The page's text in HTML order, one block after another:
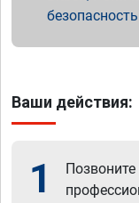
Ваши действия:
1